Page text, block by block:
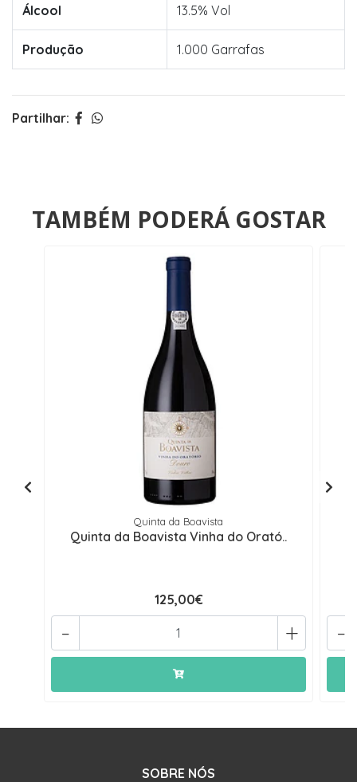
Álcool 13.5% Vol
Produção 1.000 Garrafas
Partilhar:
TAMBÉM PODERÁ GOSTAR
Quinta da Boavista
Quinta da Boavista Vinha do Orató..
125,00€
+
- -
SOBRE NÓS